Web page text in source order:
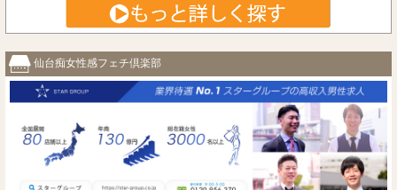
仙台痴女性感フェチ倶楽部